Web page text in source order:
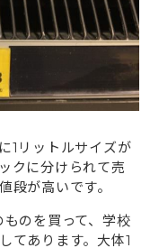
1リットルサイズが
クに分けられて売
段が高いです。
のを買って、学校
てあります。大体1